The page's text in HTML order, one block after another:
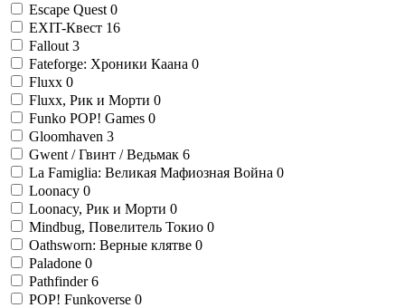
Escape Quest 0
EXIT-Квест 16
Fallout 3
Fateforge: Хроники Каана 0
Fluxx 0
Fluxx, Рик и Морти 0
Funko POP! Games 0
Gloomhaven 3
Gwent / Гвинт / Ведьмак 6
La Famiglia: Великая Мафиозная Война 0
Loonacy 0
Loonacy, Рик и Морти 0
Mindbug, Повелитель Токио 0
Oathsworn: Верные клятве 0
Paladone 0
Pathfinder 6
POP! Funkoverse 0